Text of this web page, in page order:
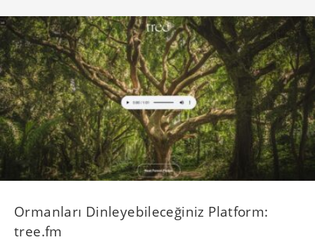
Ormanları Dinleyebileceğiniz Platform:
tree.fm